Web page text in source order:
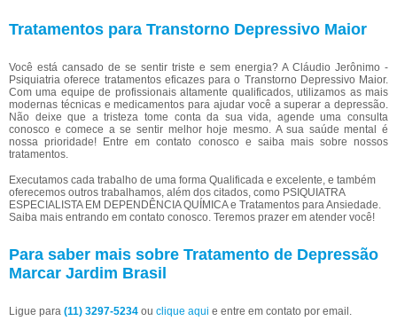
Tratamentos para Transtorno Depressivo Maior
Você está cansado de se sentir triste e sem energia? A Cláudio Jerônimo -
Psiquiatria oferece tratamentos eficazes para o Transtorno Depressivo Maior.
Com uma equipe de profissionais altamente qualificados, utilizamos as mais
modernas técnicas e medicamentos para ajudar você a superar a depressão.
Não deixe que a tristeza tome conta da sua vida, agende uma consulta
conosco e comece a se sentir melhor hoje mesmo. A sua saúde mental é
nossa prioridade! Entre em contato conosco e saiba mais sobre nossos
tratamentos.
Executamos cada trabalho de uma forma Qualificada e excelente, e também
oferecemos outros trabalhamos, além dos citados, como PSIQUIATRA
ESPECIALISTA EM DEPENDÊNCIA QUÍMICA e Tratamentos para Ansiedade.
Saiba mais entrando em contato conosco. Teremos prazer em atender você!
Para saber mais sobre Tratamento de Depressão
Marcar Jardim Brasil
Ligue para (11) 3297-5234 ou clique aqui e entre em contato por email.